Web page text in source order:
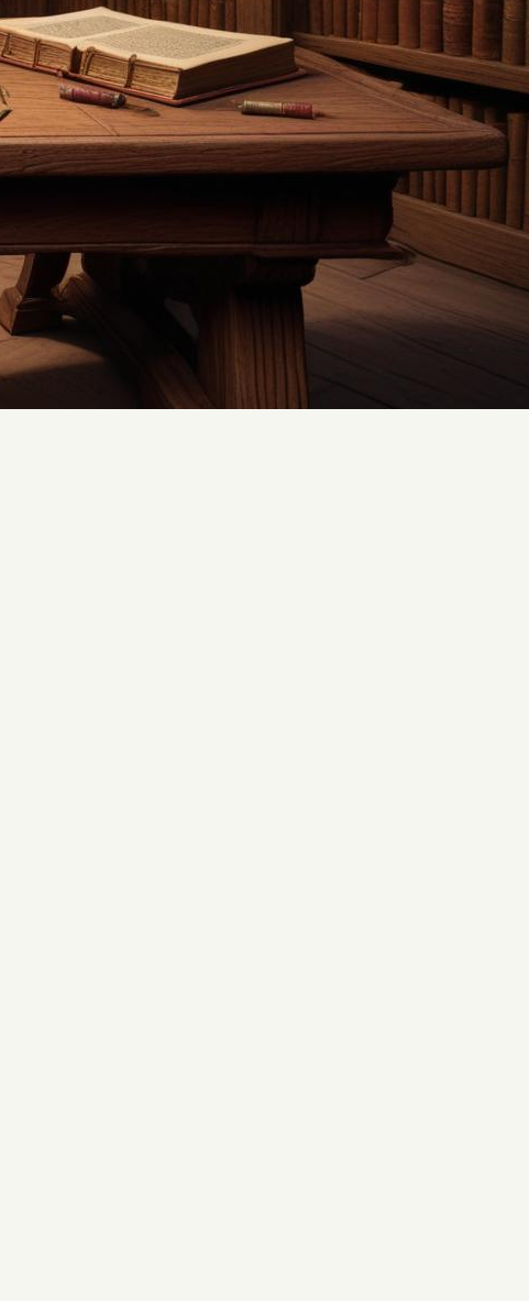
Occitan et régionalisme
Associations culturelles
occitanes
Occitan à l’école aujourd’hui